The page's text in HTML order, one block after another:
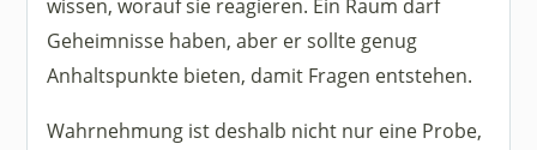
Geheimnisse haben, aber er sollte genug
Anhaltspunkte bieten, damit Fragen entstehen.
Wahrnehmung ist deshalb nicht nur eine Probe,